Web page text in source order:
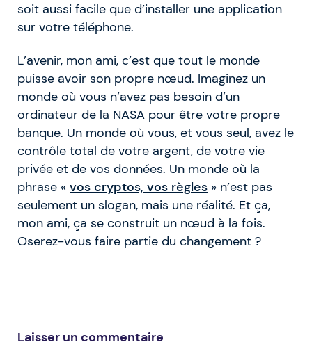
soit aussi facile que d’installer une application
sur votre téléphone.
L’avenir, mon ami, c’est que tout le monde
puisse avoir son propre nœud. Imaginez un
monde où vous n’avez pas besoin d’un
ordinateur de la NASA pour être votre propre
banque. Un monde où vous, et vous seul, avez le
contrôle total de votre argent, de votre vie
privée et de vos données. Un monde où la
phrase « vos cryptos, vos règles » n’est pas
seulement un slogan, mais une réalité. Et ça,
mon ami, ça se construit un nœud à la fois.
Oserez-vous faire partie du changement ?
Laisser un commentaire